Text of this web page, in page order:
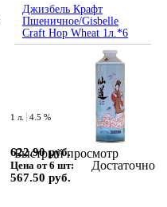
Джизбель Крафт
Пшеничное/Gisbelle
Craft Hop Wheat 1л.*6
Быстрый просмотр
1 л. 4.5 %
622.90 руб.
Цена от 6 шт:
567.50 руб.
Достаточно